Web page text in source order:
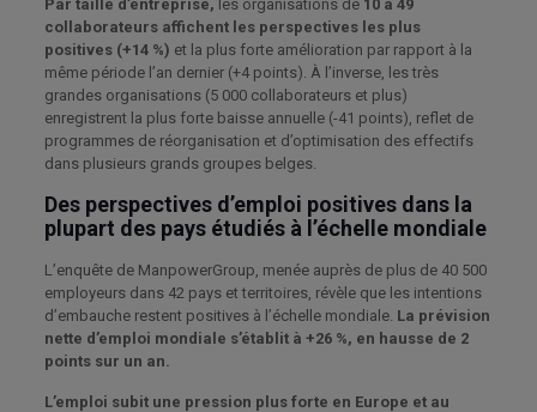
Par taille d’entreprise, les organisations de 10 à 49
collaborateurs affichent les perspectives les plus
positives (+14 %) et la plus forte amélioration par rapport à la
même période l’an dernier (+4 points). À l’inverse, les très
grandes organisations (5 000 collaborateurs et plus)
enregistrent la plus forte baisse annuelle (-41 points), reflet de
programmes de réorganisation et d’optimisation des effectifs
dans plusieurs grands groupes belges.
Des perspectives d’emploi positives dans la
plupart des pays étudiés à l’échelle mondiale
L’enquête de ManpowerGroup, menée auprès de plus de 40 500
employeurs dans 42 pays et territoires, révèle que les intentions
d’embauche restent positives à l’échelle mondiale. La prévision
nette d’emploi mondiale s’établit à +26 %, en hausse de 2
points sur un an.
L’emploi subit une pression plus forte en Europe et au